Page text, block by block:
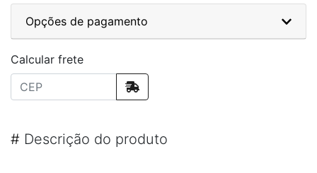
Opções de pagamento
Calcular frete
# Descrição do produto